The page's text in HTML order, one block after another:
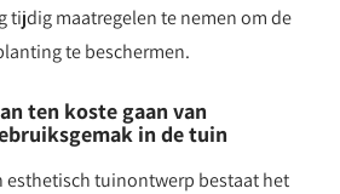
tijdig maatregelen te nemen om de
te beschermen.
ten koste gaan van
in de tuin
esthetisch tuinontwerp bestaat het